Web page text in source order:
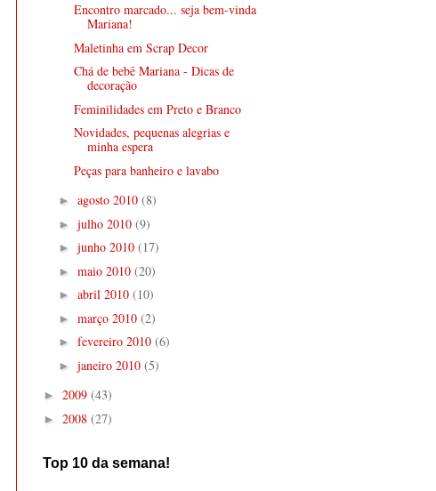
Encontro marcado... seja bem-vinda
Mariana!
Maletinha em Scrap Decor
Chá de bebê Mariana - Dicas de
decoração
Feminilidades em Preto e Branco
Novidades, pequenas alegrias e
minha espera
Peças para banheiro e lavabo
► agosto 2010 (8)
► julho 2010 (9)
► junho 2010 (17)
► maio 2010 (20)
► abril 2010 (10)
► março 2010 (2)
► fevereiro 2010 (6)
► janeiro 2010 (5)
► 2009 (43)
► 2008 (27)
Top 10 da semana!